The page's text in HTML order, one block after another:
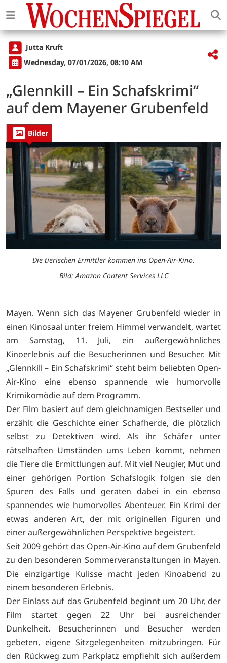
Jutta Kruft
Wednesday, 07/01/2026, 08:10 AM
„Glennkill – Ein Schafskrimi“
auf dem Mayener Grubenfeld
Bilder
Die tierischen Ermittler kommen ins Open-Air-Kino.
Bild: Amazon Content Services LLC
Mayen. Wenn sich das Mayener Grubenfeld wieder in
einen Kinosaal unter freiem Himmel verwandelt, wartet
am Samstag, 11. Juli, ein außergewöhnliches
Kinoerlebnis auf die Besucherinnen und Besucher. Mit
„Glennkill – Ein Schafskrimi“ steht beim beliebten Open-
Air-Kino eine ebenso spannende wie humorvolle
Krimikomödie auf dem Programm.
Der Film basiert auf dem gleichnamigen Bestseller und
erzählt die Geschichte einer Schafherde, die plötzlich
selbst zu Detektiven wird. Als ihr Schäfer unter
rätselhaften Umständen ums Leben kommt, nehmen
die Tiere die Ermittlungen auf. Mit viel Neugier, Mut und
einer gehörigen Portion Schafslogik folgen sie den
Spuren des Falls und geraten dabei in ein ebenso
spannendes wie humorvolles Abenteuer. Ein Krimi der
etwas anderen Art, der mit originellen Figuren und
einer außergewöhnlichen Perspektive begeistert.
Seit 2009 gehört das Open-Air-Kino auf dem Grubenfeld
zu den besonderen Sommerveranstaltungen in Mayen.
Die einzigartige Kulisse macht jeden Kinoabend zu
einem besonderen Erlebnis.
Der Einlass auf das Grubenfeld beginnt um 20 Uhr, der
Film startet gegen 22 Uhr bei ausreichender
Dunkelheit. Besucherinnen und Besucher werden
gebeten, eigene Sitzgelegenheiten mitzubringen. Für
den Rückweg zum Parkplatz empfiehlt sich außerdem